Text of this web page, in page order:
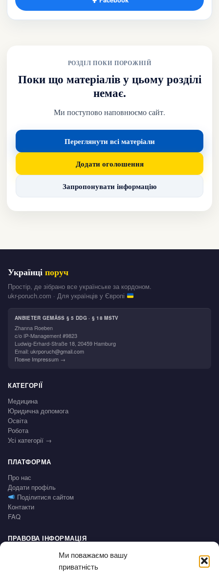
Ми поважаємо вашу
приватність
РОЗДІЛ ПОКИ ПОРОЖНІЙ
Поки що матеріалів у цьому розділі
немає.
Ми поступово наповнюємо сайт.
Переглянути всі матеріали
Додати оголошення
Запропонувати інформацію
Українціпоруч
Простір, де зібрано все українське за кордоном.
ukr-poruch.com · Для українців у Європі
ANBIETER GEMÄSS § 5 DDG · § 18 MSTV
Zhanna Roeben
c/o IP-Management #9823
Ludwig-Erhard-Straße 18, 20459 Hamburg
Email: ukrporuch@gmail.com
Повне Impressum →
КАТЕГОРІЇ
Медицина
Юридична допомога
Освіта
Робота
Усі категорії →
ПЛАТФОРМА
Про нас
Додати профіль
Поділитися сайтом
Контакти
FAQ
ПРАВОВА ІНФОРМАЦІЯ
Політика конфіденційності / Datenschutz